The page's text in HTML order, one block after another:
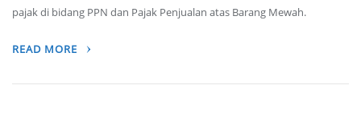
pajak di bidang PPN dan Pajak Penjualan atas Barang Mewah.
READ MORE